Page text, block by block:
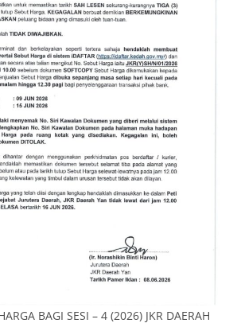
BAGI SESI – 4 (2026) JKR DAERAH